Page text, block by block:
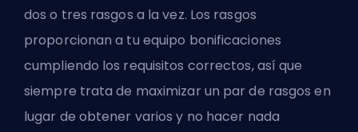
dos o tres rasgos a la vez. Los rasgos
proporcionan a tu equipo bonificaciones
cumpliendo los requisitos correctos, así que
siempre trata de maximizar un par de rasgos en
lugar de obtener varios y no hacer nada